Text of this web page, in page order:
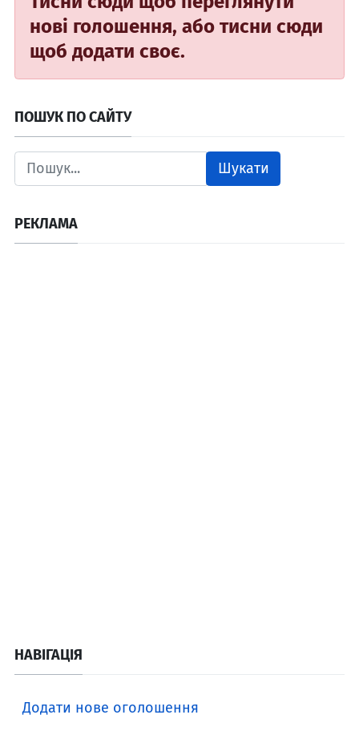
нові голошення, або тисни сюди
щоб додати своє.
ПОШУК ПО САЙТУ
Шукати
РЕКЛАМА
НАВІГАЦІЯ
Додати нове оголошення